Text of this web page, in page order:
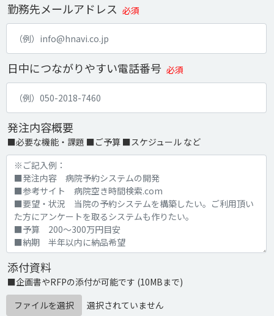
勤務先メールアドレス 必須
日中につながりやすい電話番号 必須
発注内容概要
■必要な機能・課題 ■ご予算 ■スケジュール など
添付資料
■企画書やRFPの添付が可能です (10MBまで)
ファイルを選択
選択されていません